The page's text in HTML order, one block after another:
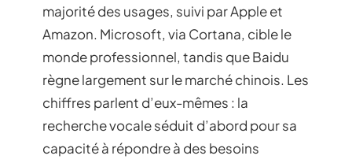
majorité des usages, suivi par Apple et
Amazon. Microsoft, via Cortana, cible le
monde professionnel, tandis que Baidu
règne largement sur le marché chinois. Les
chiffres parlent d’eux-mêmes : la
recherche vocale séduit d’abord pour sa
capacité à répondre à des besoins